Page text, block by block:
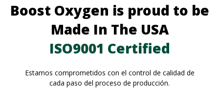
Boost Oxygen is proud to be
Made In The USA
ISO9001 Certified
Estamos comprometidos con el control de calidad de
cada paso del proceso de producción.